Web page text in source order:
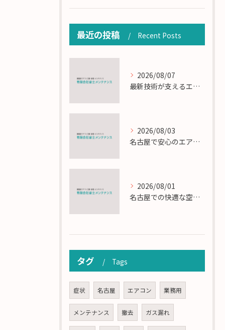
最近の投稿 Recent Posts
2026/08/07
最新技術が支えるエアコン工事の匠の技術解説
2026/08/03
名古屋で安心のエアコン工事と定期メンテナンスの重要性
2026/08/01
名古屋での快適な空調を実現するエアコンサービスの技術
タグ Tags
症状 名古屋 エアコン 業務用
メンテナンス 撤去 ガス漏れ